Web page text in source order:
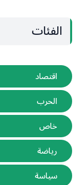
الفئات
اقتصاد
الحرب
خاص
رياضة
سياسة